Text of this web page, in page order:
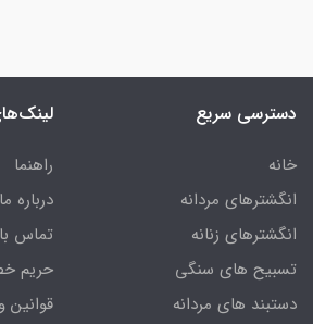
دسترسی سریع
خانه
انگشترهای مردانه
انگشترهای زنانه
تسبیح های سنگی
دستبند های مردانه
راهنما
درباره ما
تماس
حریم
قوانین